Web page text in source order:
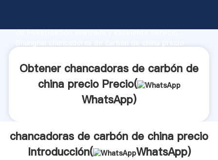
de investigación avanzada y excelente servicio,
clientes.
Obtener chancadoras de carbón de
china precio Precio(
WhatsApp)
chancadoras de carbón de china precio
Introducción(
WhatsApp)